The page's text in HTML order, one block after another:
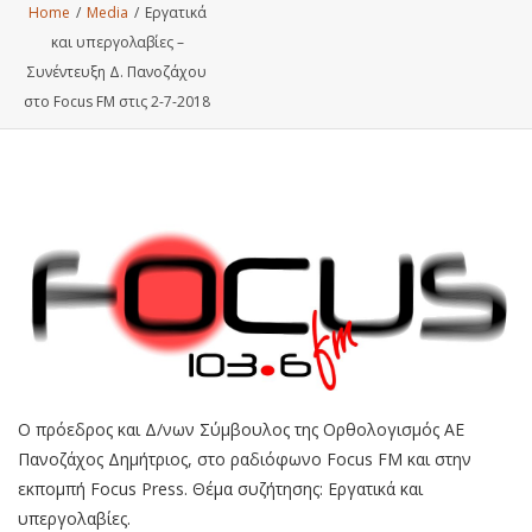
Home / Media / Εργατικά
και υπεργολαβίες –
Συνέντευξη Δ. Πανοζάχου
στο Focus FM στις 2-7-2018
Ο πρόεδρος και Δ/νων Σύμβουλος της Ορθολογισμός ΑΕ
Πανοζάχος Δημήτριος, στο ραδιόφωνο Focus FM και στην
εκπομπή Focus Press. Θέμα συζήτησης: Εργατικά και
υπεργολαβίες.